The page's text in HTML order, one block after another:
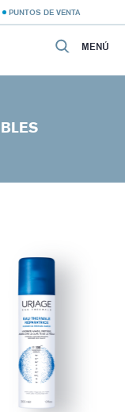
PUNTOS DE VENTA
MENÚ